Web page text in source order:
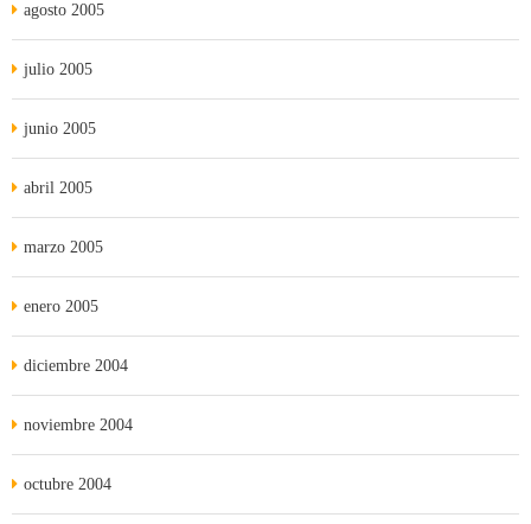
agosto 2005
julio 2005
junio 2005
abril 2005
marzo 2005
enero 2005
diciembre 2004
noviembre 2004
octubre 2004